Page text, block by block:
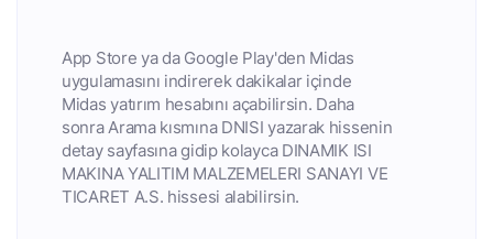
App Store ya da Google Play'den Midas
uygulamasını indirerek dakikalar içinde
Midas yatırım hesabını açabilirsin. Daha
sonra Arama kısmına DNISI yazarak hissenin
detay sayfasına gidip kolayca DINAMIK ISI
MAKINA YALITIM MALZEMELERI SANAYI VE
TICARET A.S. hissesi alabilirsin.